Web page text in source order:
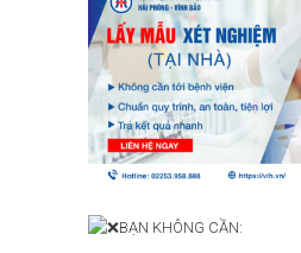
BẠN KHÔNG CẦN: